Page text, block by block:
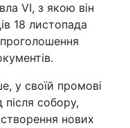
VI, з якою він
18 листопада
у своїй промові
після собору,
нових